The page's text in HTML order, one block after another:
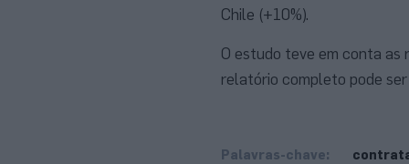
Chile (+10%).
O estudo teve em conta as
relatório completo pode
Palavras-chave: